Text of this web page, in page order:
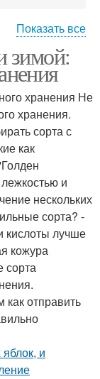
хранения
Показать все
зимой:
хранения Не
хранения.
сорта с
как
и
нескольких
сорта? -
кислоты лучше
кожура
сорта
отправить